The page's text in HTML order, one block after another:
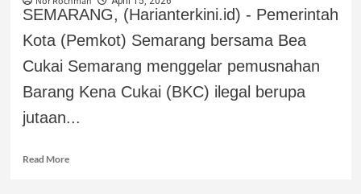
SEMARANG, (Harianterkini.id) - Pemerintah
Kota (Pemkot) Semarang bersama Bea
Cukai Semarang menggelar pemusnahan
Barang Kena Cukai (BKC) ilegal berupa
jutaan...
Read More